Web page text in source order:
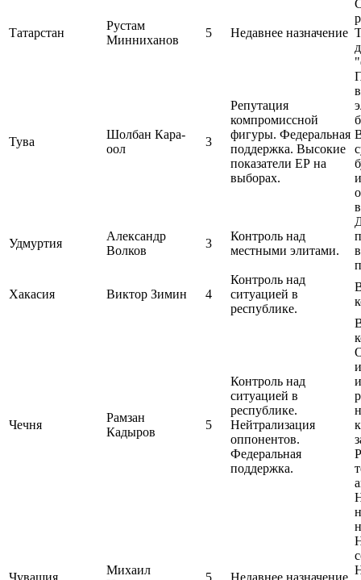
Татарстан
Рустам
Минниханов
5 Недавнее назначение
Тува
Шолбан Кара-
оол
3
Репутация
компромиссной
фигуры. Федеральная
поддержка. Высокие
показатели ЕР на
выборах.
Удмуртия
Александр
Волков
3
Контроль над
местными элитами.
Хакасия Виктор Зимин 4
Контроль над
ситуацией в
республике.
Чечня
Рамзан
Кадыров
5
Контроль над
ситуацией в
республике.
Нейтрализация
оппонентов.
Федеральная
поддержка.
Чувашия
Михаил
5 Недавнее назначение